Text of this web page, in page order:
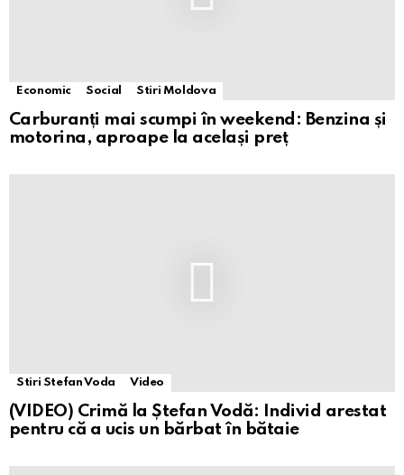
Economic Social Stiri Moldova
Carburanți mai scumpi în weekend: Benzina și
motorina, aproape la același preț
Stiri Stefan Voda Video
(VIDEO) Crimă la Ștefan Vodă: Individ arestat
pentru că a ucis un bărbat în bătaie